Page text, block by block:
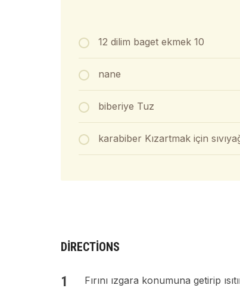
12 dilim baget ekmek 10
nane
biberiye Tuz
karabiber Kızartmak için
DIRECTIONS
Fırını ızgara konumuna getirip